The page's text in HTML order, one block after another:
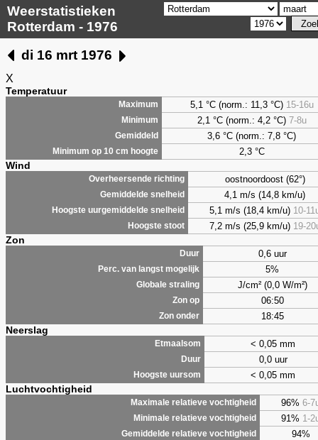
Weerstatistieken
Rotterdam - 1976
di 16 mrt 1976
X
Temperatuur
Maximum 5,1 °C (norm.: 11,3 °C) 15-16u
Minimum 2,1 °C (norm.: 4,2 °C) 7-8u
Gemiddeld 3,6 °C (norm.: 7,8 °C)
Minimum op 10 cm hoogte 2,3 °C
Wind
Overheersende richting oostnoordoost (62°)
Gemiddelde snelheid 4,1 m/s (14,8 km/u)
Hoogste uurgemiddelde snelheid 5,1 m/s (18,4 km/u) 10-
Hoogste stoot 7,2 m/s (25,9 km/u) 19-
Zon
Duur 0,6 uur
Perc. van langst mogelijk 5%
Globale straling J/cm² (0,0 W/m²)
Zon op 06:50
Zon onder 18:45
Neerslag
Etmaalsom < 0,05 mm
Duur 0,0 uur
Hoogste uursom < 0,05 mm
Luchtvochtigheid
Maximale relatieve vochtigheid 96% 6-
Minimale relatieve vochtigheid 91% 1-
Gemiddelde relatieve vochtigheid 94%